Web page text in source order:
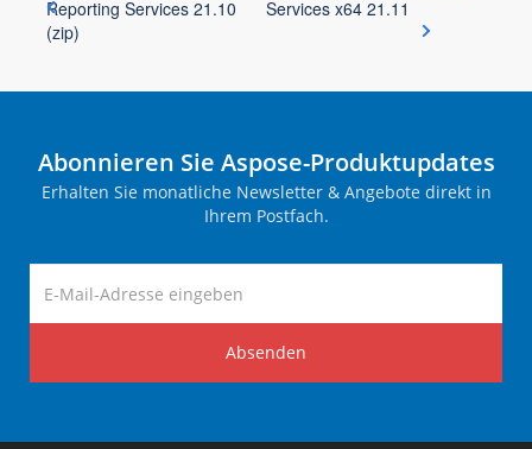
Reporting Services 21.10
(zip)
Services x64 21.11
Abonnieren Sie Aspose-Produktupdates
Erhalten Sie monatliche Newsletter & Angebote direkt in
Ihrem Postfach.
Absenden